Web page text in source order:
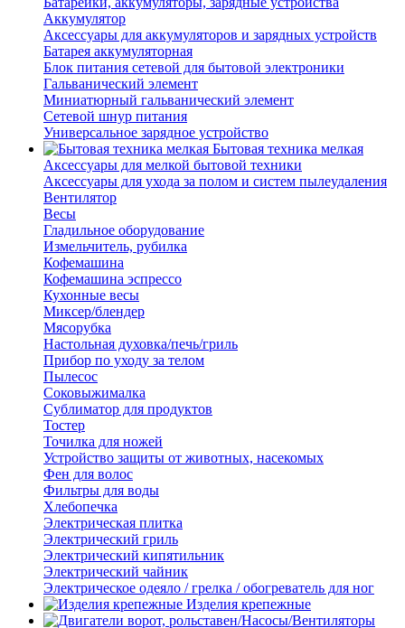
Аккумулятор
Аксессуары для аккумуляторов и зарядных устройств
Батарея аккумуляторная
Блок питания сетевой для бытовой электроники
Гальванический элемент
Миниатюрный гальванический элемент
Сетевой шнур питания
Универсальное зарядное устройство
Бытовая техника мелкая
Аксессуары для мелкой бытовой техники
Аксессуары для ухода за полом и систем пылеудаления
Вентилятор
Весы
Гладильное оборудование
Измельчитель, рубилка
Кофемашина
Кофемашина эспрессо
Кухонные весы
Миксер/блендер
Мясорубка
Настольная духовка/печь/гриль
Прибор по уходу за телом
Пылесос
Соковыжималка
Сублиматор для продуктов
Тостер
Точилка для ножей
Устройство защиты от животных, насекомых
Фен для волос
Фильтры для воды
Хлебопечка
Электрическая плитка
Электрический гриль
Электрический кипятильник
Электрический чайник
Электрическое одеяло / грелка / обогреватель для ног
Изделия крепежные